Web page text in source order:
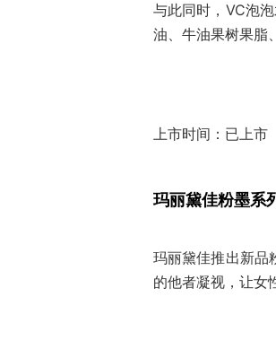
与此同时，VC泡
油、牛油果树果脂
上市时间：已上市
玛丽黛佳粉墨系
玛丽黛佳推出新品
的他者凝视，让女